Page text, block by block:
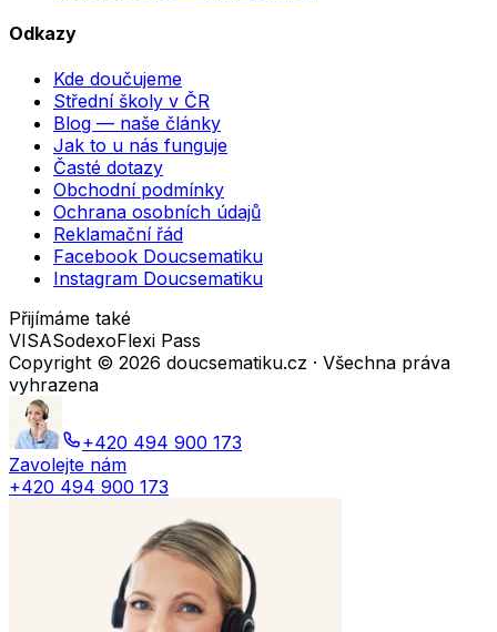
Odkazy
Kde doučujeme
Střední školy v ČR
Blog — naše články
Jak to u nás funguje
Časté dotazy
Obchodní podmínky
Ochrana osobních údajů
Reklamační řád
Facebook Doucsematiku
Instagram Doucsematiku
Přijímáme také
VISASodexoFlexi Pass
Copyright © 2026 doucsematiku.cz · Všechna práva
vyhrazena
+420 494 900 173
Zavolejte nám
+420 494 900 173